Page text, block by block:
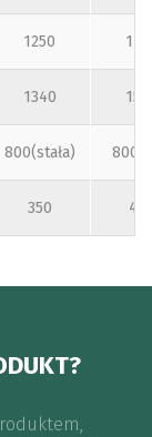
1250
1340
800(stała) 800-
350